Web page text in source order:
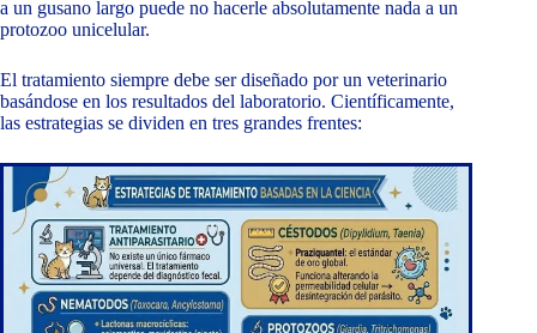
a un gusano largo puede no hacerle absolutamente nada a un
protozoo unicelular.
El tratamiento siempre debe ser diseñado por un veterinario
basándose en los resultados del laboratorio. Científicamente,
las estrategias se dividen en tres grandes frentes: